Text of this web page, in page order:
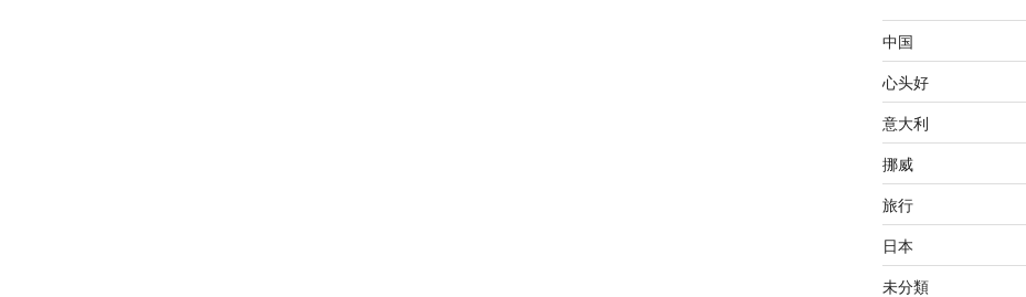
中国
心头好
意大利
挪威
旅行
日本
未分類